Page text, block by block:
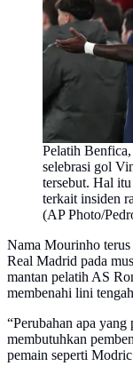
Pelatih
selebrasi gol
tersebut. Hal
terkait insiden
(AP Photo/
Nama Mourinho
Real Madrid pada
mantan pelatih AS
membenahi lini
“Perubahan apa
membutuhkan
pemain seperti